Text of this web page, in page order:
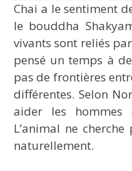
Chai a le sentiment
le bouddha
vivants sont reliés
pensé un temps à
pas de frontières
différentes. Selon
aider les hommes
L’animal ne
naturellement.